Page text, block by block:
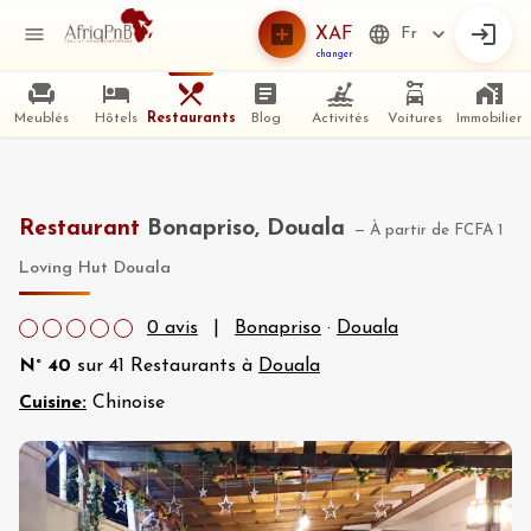
XAF
changer
Fr
Meublés Hôtels Restaurants Blog Activités Voitures Immobilier
Restaurant Bonapriso, Douala — À partir de FCFA 1
Loving Hut Douala
0 avis Bonapriso · Douala
N° 40 sur 41 Restaurants à Douala
Cuisine: Chinoise